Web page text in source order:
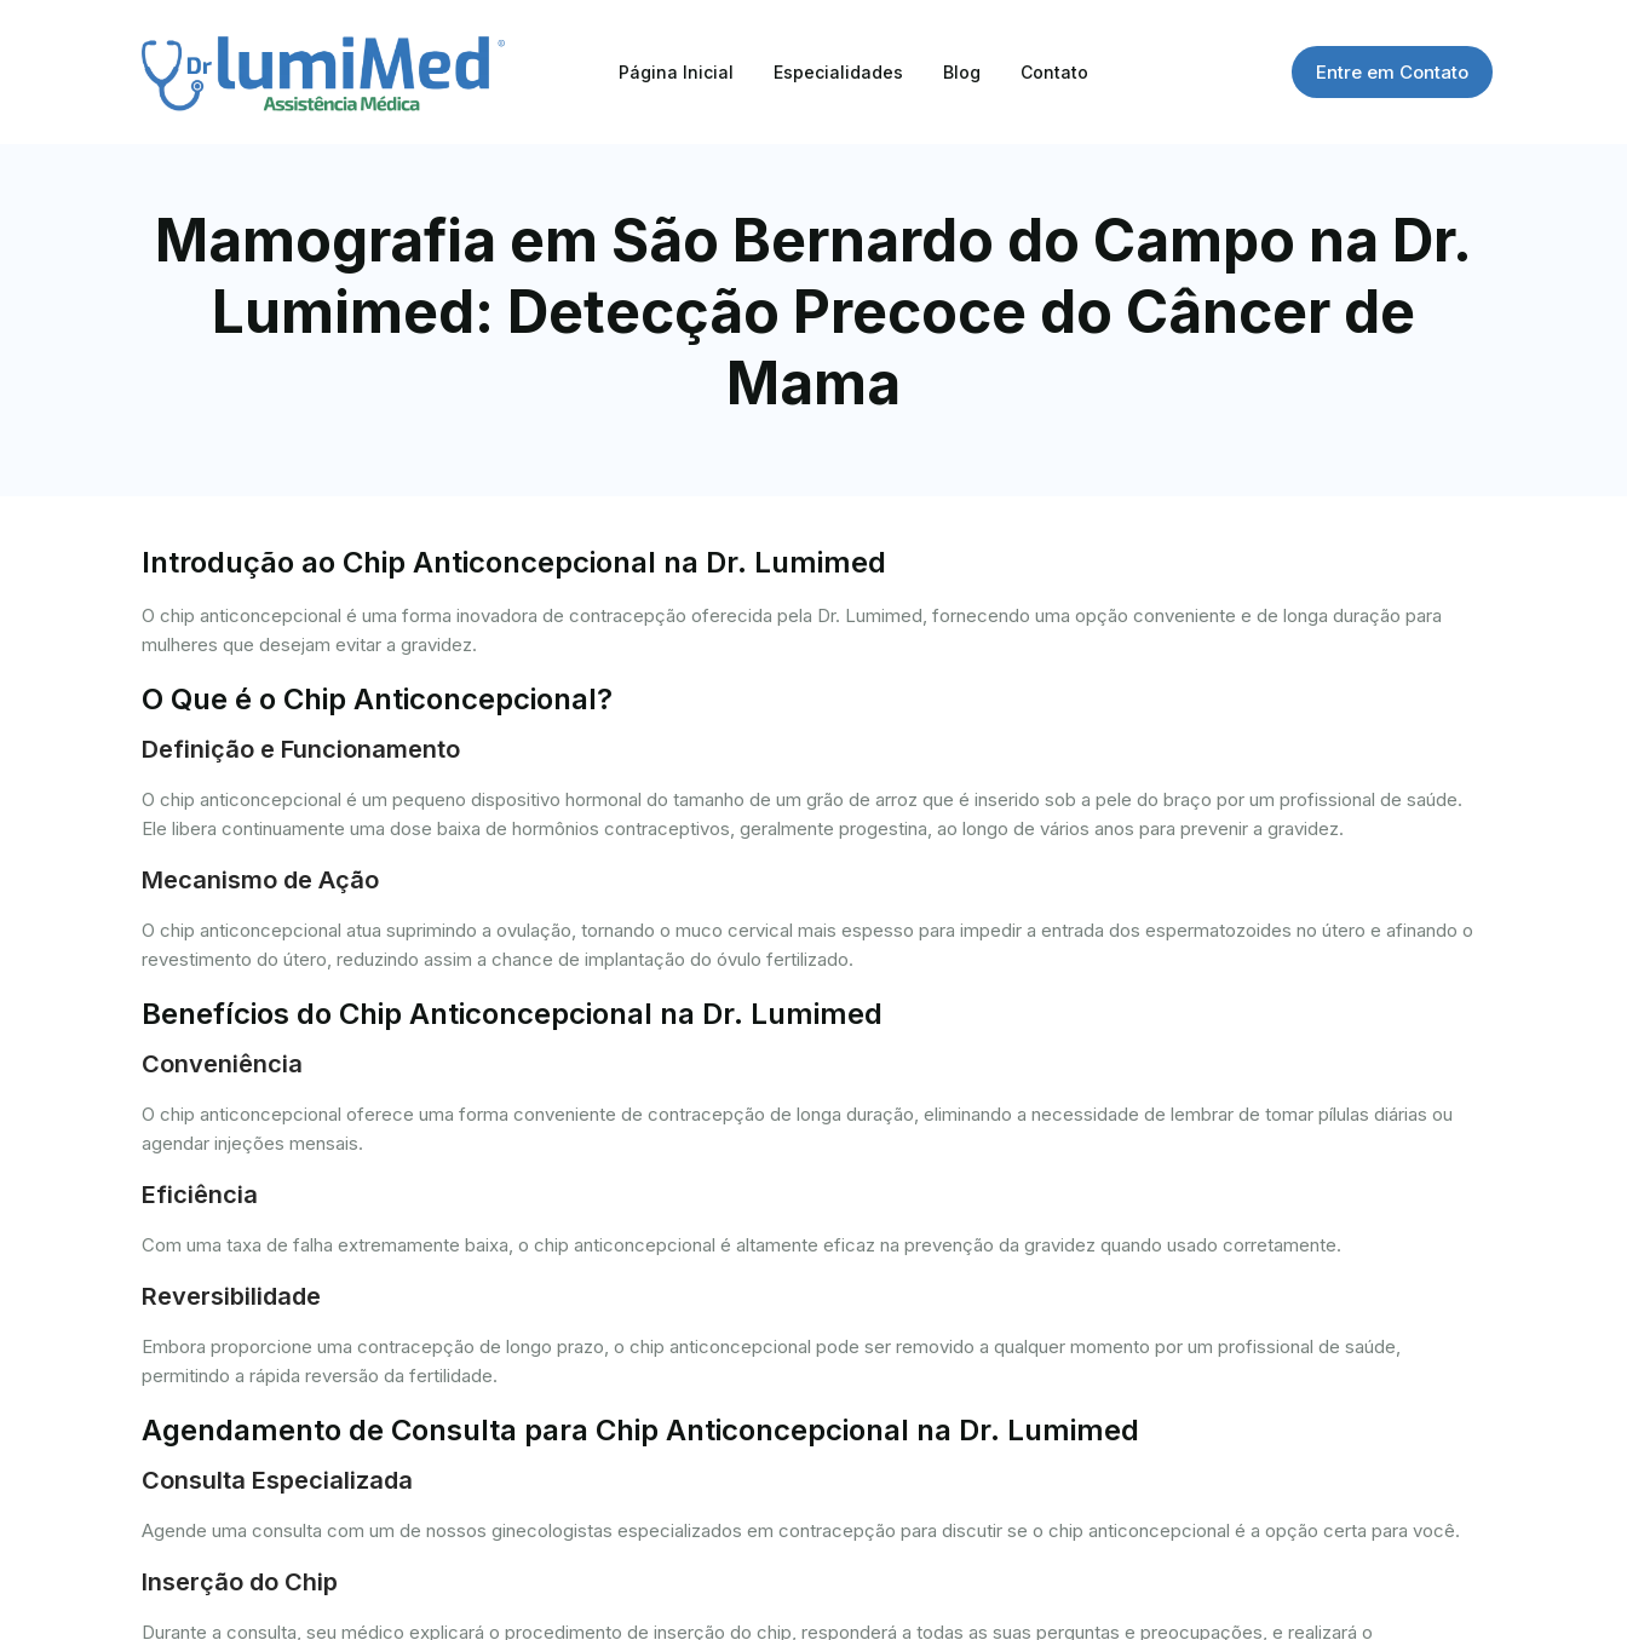
Página Inicial Especialidades Blog Contato Entre em Contato
Mamografia em São Bernardo do Campo na Dr.
Lumimed: Detecção Precoce do Câncer de
Mama
Introdução ao Chip Anticoncepcional na Dr. Lumimed
O chip anticoncepcional é uma forma inovadora de contracepção oferecida pela Dr. Lumimed, fornecendo uma opção conveniente e de longa duração para
mulheres que desejam evitar a gravidez.
O Que é o Chip Anticoncepcional?
Definição e Funcionamento
O chip anticoncepcional é um pequeno dispositivo hormonal do tamanho de um grão de arroz que é inserido sob a pele do braço por um profissional de saúde.
Ele libera continuamente uma dose baixa de hormônios contraceptivos, geralmente progestina, ao longo de vários anos para prevenir a gravidez.
Mecanismo de Ação
O chip anticoncepcional atua suprimindo a ovulação, tornando o muco cervical mais espesso para impedir a entrada dos espermatozoides no útero e afinando o
revestimento do útero, reduzindo assim a chance de implantação do óvulo fertilizado.
Benefícios do Chip Anticoncepcional na Dr. Lumimed
Conveniência
O chip anticoncepcional oferece uma forma conveniente de contracepção de longa duração, eliminando a necessidade de lembrar de tomar pílulas diárias ou
agendar injeções mensais.
Eficiência
Com uma taxa de falha extremamente baixa, o chip anticoncepcional é altamente eficaz na prevenção da gravidez quando usado corretamente.
Reversibilidade
Embora proporcione uma contracepção de longo prazo, o chip anticoncepcional pode ser removido a qualquer momento por um profissional de saúde,
permitindo a rápida reversão da fertilidade.
Agendamento de Consulta para Chip Anticoncepcional na Dr. Lumimed
Consulta Especializada
Agende uma consulta com um de nossos ginecologistas especializados em contracepção para discutir se o chip anticoncepcional é a opção certa para você.
Inserção do Chip
Durante a consulta, seu médico explicará o procedimento de inserção do chip, responderá a todas as suas perguntas e preocupações, e realizará o